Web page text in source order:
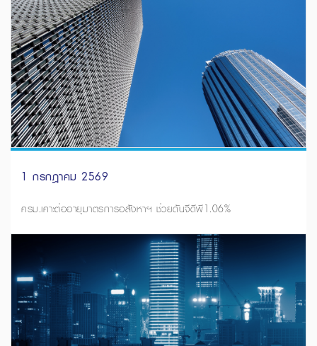
1 กรกฎาคม 2569
ครม.เคาะต่ออายุมาตรการอสังหาฯ ช่วยดันจีดีพี1.06%